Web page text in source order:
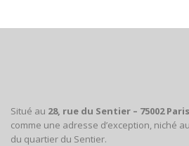
Situé au 28, rue du Sentier – 75002 Paris
comme une adresse d’exception, niché
du quartier du Sentier.